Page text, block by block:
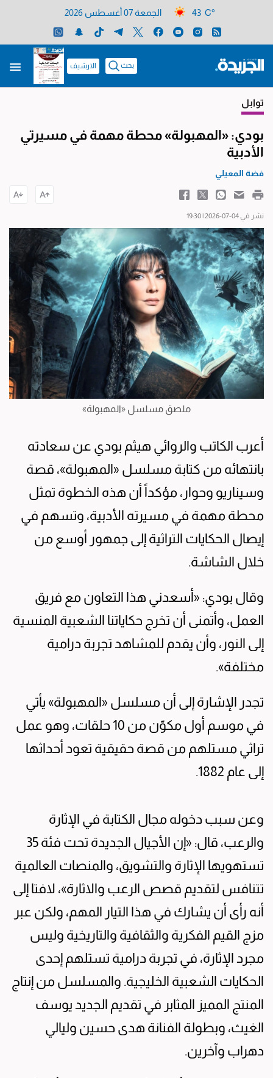
43 C° الجمعة 07 أغسطس 2026
بحث الارشيف
توابل
بودي: «المهبولة» محطة مهمة في مسيرتي
الأدبية
فضة المعيلي
نشر في 04-07-2026 | 19:30
ملصق مسلسل «المهبولة»
أعرب الكاتب والروائي هيثم بودي عن سعادته
بانتهائه من كتابة مسلسل «المهبولة»، قصة
وسيناريو وحوار، مؤكداً أن هذه الخطوة تمثل
محطة مهمة في مسيرته الأدبية، وتسهم في
إيصال الحكايات التراثية إلى جمهور أوسع من
خلال الشاشة.
وقال بودي: «أسعدني هذا التعاون مع فريق
العمل، وأتمنى أن تخرج حكاياتنا الشعبية المنسية
إلى النور، وأن يقدم للمشاهد تجربة درامية
مختلفة».
تجدر الإشارة إلى أن مسلسل «المهبولة» يأتي
في موسم أول مكوّن من 10 حلقات، وهو عمل
تراثي مستلهم من قصة حقيقية تعود أحداثها
إلى عام 1882.
وعن سبب دخوله مجال الكتابة في الإثارة
والرعب، قال: «إن الأجيال الجديدة تحت فئة 35
تستهويها الإثارة والتشويق، والمنصات العالمية
تتنافس لتقديم قصص الرعب والاثارة»، لافتا إلى
أنه رأى أن يشارك في هذا التيار المهم، ولكن عبر
مزج القيم الفكرية والثقافية والتاريخية وليس
مجرد الإثارة، في تجربة درامية تستلهم إحدى
الحكايات الشعبية الخليجية. والمسلسل من إنتاج
المنتج المميز المثابر في تقديم الجديد يوسف
الغيث، وبطولة الفنانة هدى حسين وليالي
دهراب وآخرين.